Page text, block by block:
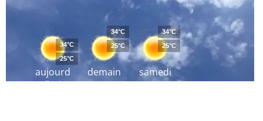
aujourd
´hui
34°C
25°C
demain
34°C
25°C
samedi
34°C
25°C